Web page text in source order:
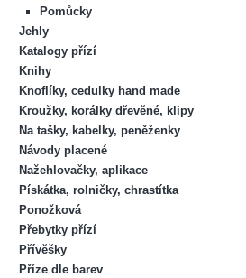
Pomůcky
Jehly
Katalogy přízí
Knihy
Knoflíky, cedulky hand made
Kroužky, korálky dřevěné, klipy
Na tašky, kabelky, peněženky
Návody placené
Nažehlovačky, aplikace
Pískátka, rolničky, chrastítka
Ponožková
Přebytky přízí
Přívěšky
Příze dle barev